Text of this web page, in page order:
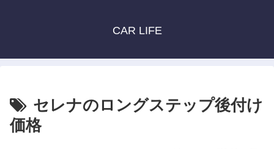
CAR LIFE
セレナのロングステップ後付け
価格